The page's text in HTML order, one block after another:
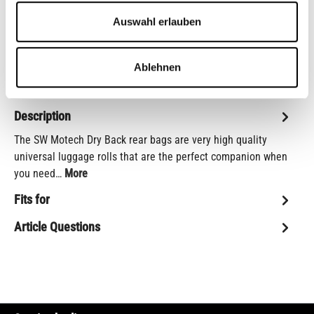
Auswahl erlauben
Ablehnen
item number:
BC.WPB.00.020.20000
CB12526M
Description
The SW Motech Dry Back rear bags are very high quality
universal luggage rolls that are the perfect companion when
you need… More
Fits for
Article Questions